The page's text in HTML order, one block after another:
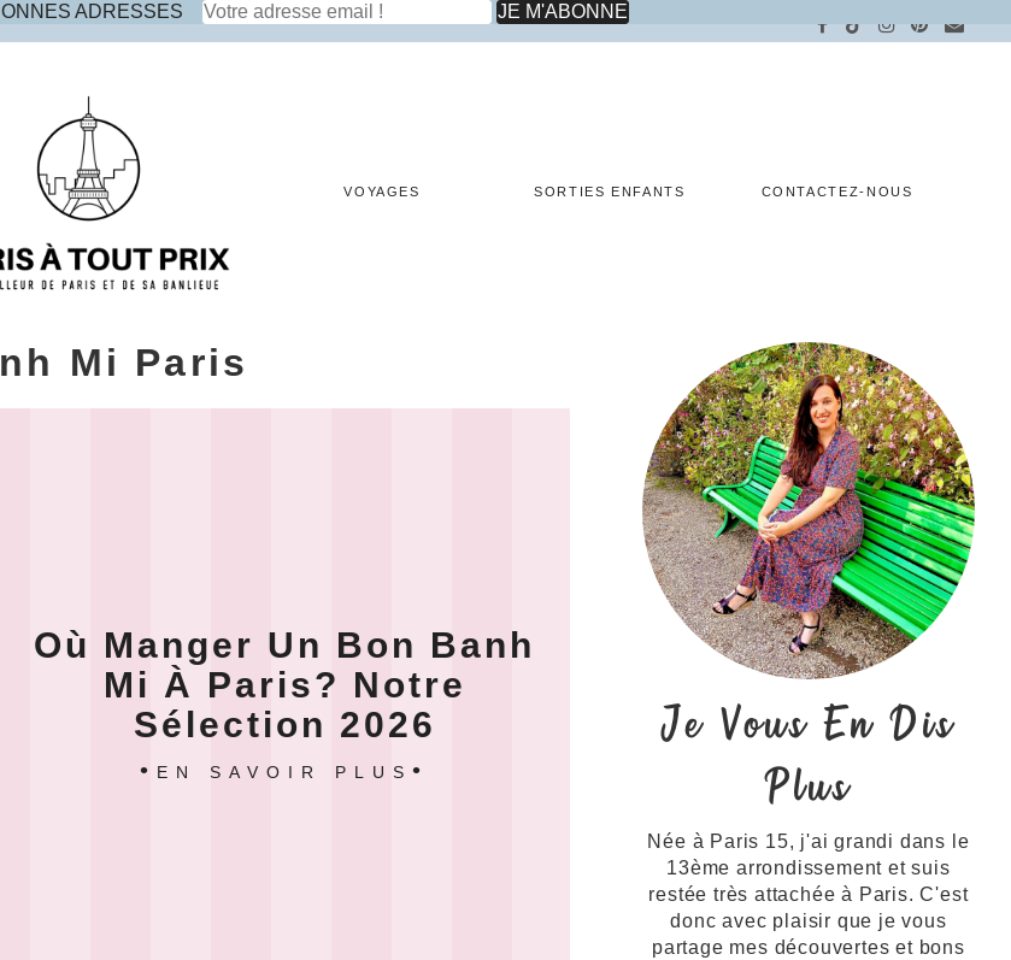
VOYAGES SORTIES ENFANTS CONTACTEZ-NOUS
Mi Paris
Où Manger Un Bon Banh
Mi À Paris? Notre
Sélection 2026
EN SAVOIR PLUS
Je Vous En Dis
Plus
Née à Paris 15, j'ai grandi dans le
13ème arrondissement et suis
restée très attachée à Paris. C'est
donc avec plaisir que je vous
partage mes découvertes et bons
ADRESSES